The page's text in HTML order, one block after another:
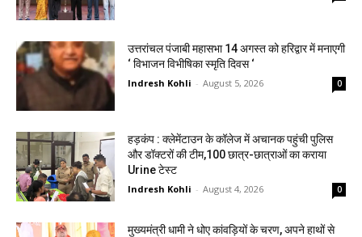
उत्तरांचल पंजाबी महासभा 14 अगस्त को हरिद्वार में मनाएगी
‘ विभाजन विभीषिका स्मृति दिवस ‘
Indresh Kohli - August 5, 2026 0
हड़कंप : क्लेमेंटाउन के कॉलेज में अचानक पहुंची पुलिस
और डॉक्टरों की टीम,100 छात्र-छात्राओं का कराया
Urine टेस्ट
Indresh Kohli - August 4, 2026 0
मुख्यमंत्री धामी ने धोए कांवड़ियों के चरण, अपने हाथों से